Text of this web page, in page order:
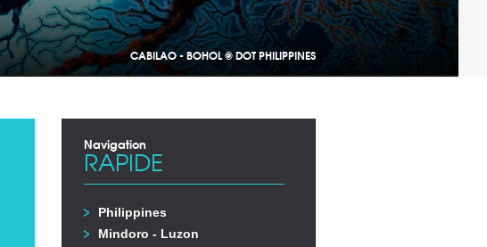
CABILAO - BOHOL © DOT PHILIPPINES
Navigation
RAPIDE
Philippines
Mindoro - Luzon